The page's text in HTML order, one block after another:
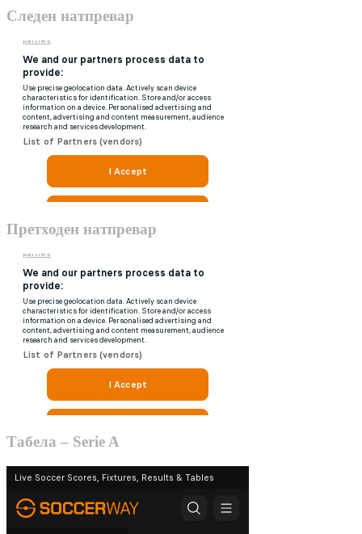
Следен натпревар
Претходен натпревар
Табела – Serie A